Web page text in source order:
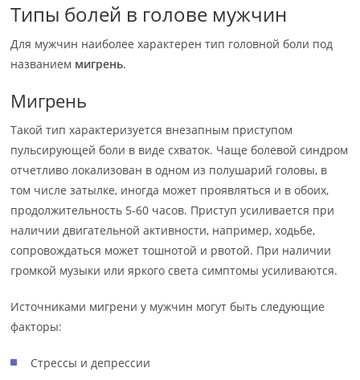
Типы болей в голове мужчин
Для мужчин наиболее характерен тип головной боли под
названием мигрень.
Мигрень
Такой тип характеризуется внезапным приступом
пульсирующей боли в виде схваток. Чаще болевой синдром
отчетливо локализован в одном из полушарий головы, в
том числе затылке, иногда может проявляться и в обоих,
продолжительность 5-60 часов. Приступ усиливается при
наличии двигательной активности, например, ходьбе,
сопровождаться может тошнотой и рвотой. При наличии
громкой музыки или яркого света симптомы усиливаются.
Источниками мигрени у мужчин могут быть следующие
факторы:
Стрессы и депрессии